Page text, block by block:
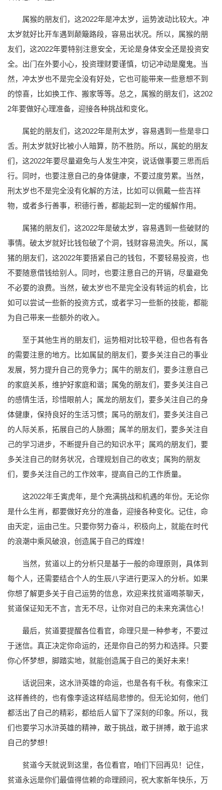
属猴的朋友们，这2022年是冲太岁，运势波动比较大。冲
太岁就好比开车遇到颠簸路段，容易出状况。所以，属猴的朋
友们，这2022年要特别注意安全，无论是身体安全还是投资安
全。出门在外要小心，投资理财要谨慎，切记冲动是魔鬼。当
然，冲太岁也不是完全没有好处，它也可能带来一些意想不到
的惊喜，比如换工作、搬家等等。总之，属猴的朋友们，这202
2年要做好心理准备，迎接各种挑战和变化。
属蛇的朋友们，这2022年是刑太岁，容易遇到一些是非口
舌。刑太岁就好比被小人暗算，防不胜防。所以，属蛇的朋友
们，这2022年要尽量避免与人发生冲突，说话做事要三思而后
行。同时，也要注意自己的身体健康，不要过度劳累。当然，
刑太岁也不是完全没有化解的方法，比如可以佩戴一些吉祥
物，或者多行善事，积德行善，都能起到一定的缓解作用。
属猪的朋友们，这2022年是破太岁，容易遇到一些破财的
事情。破太岁就好比钱包破了个洞，钱财容易流失。所以，属
猪的朋友们，这2022年要捂紧自己的钱包，不要轻易投资，也
不要随意借钱给别人。同时，也要注意自己的开销，尽量避免
不必要的浪费。当然，破太岁也不是完全没有转运的机会，比
如可以尝试一些新的投资方式，或者学习一些新的技能，都能
为自己带来一些额外的收入。
至于其他生肖的朋友们，运势相对比较平稳，但也各有各
的需要注意的地方。比如属鼠的朋友们，要多关注自己的事业
发展，努力提升自己的竞争力；属牛的朋友们，要多注意自己
的家庭关系，维护好家庭和谐；属兔的朋友们，要多关注自己
的感情生活，珍惜眼前人；属龙的朋友们，要多关注自己的身
体健康，保持良好的生活习惯；属马的朋友们，要多关注自己
的人际关系，拓展自己的人脉圈；属羊的朋友们，要多关注自
己的学习进步，不断提升自己的知识水平；属鸡的朋友们，要
多关注自己的财务状况，合理规划自己的收支；属狗的朋友
们，要多关注自己的工作效率，提高自己的工作质量。
这2022年壬寅虎年，是个充满挑战和机遇的年份。无论你
是什么生肖，都要做好充分的准备，迎接各种变化。记住，命
由天定，运由己生。只要你努力奋斗，积极向上，就能在时代
的浪潮中乘风破浪，创造属于自己的辉煌！
当然，贫道以上的分析只是基于一般的命理原则，具体到
每个人，还需要结合个人的生辰八字进行更深入的分析。如果
你想了解更多关于自己运势的信息，欢迎来找贫道喝茶聊天，
贫道保证知无不言，言无不尽，让你对自己的未来充满信心！
最后，贫道要提醒各位看官，命理只是一种参考，不要过
于迷信。真正决定你命运的，还是你自己的努力和选择。只要
你心怀梦想，脚踏实地，就能创造属于自己的美好未来！
话说回来，这水浒英雄的命运，也是各有千秋。有像宋江
这样善终的，也有像李逵这样结局悲惨的。但无论如何，他们
都活出了自己的精彩，都给后人留下了深刻的印象。所以，我
们也要学习水浒英雄的精神，敢于挑战，敢于拼搏，敢于追求
自己的梦想！
贫道今天就说到这里，各位看官，咱们下回再见！记住，
贫道永远是你们最值得信赖的命理顾问，祝大家新年快乐，万